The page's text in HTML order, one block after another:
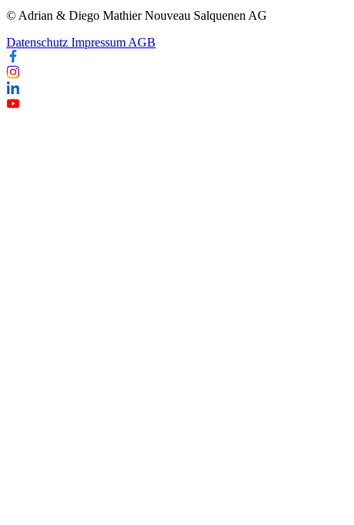
© Adrian & Diego Mathier Nouveau Salquenen AG
Datenschutz Impressum AGB